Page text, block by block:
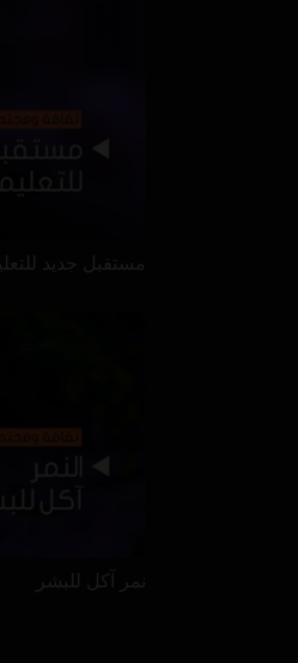
مستقبل جديد
نمر آكل للبشر